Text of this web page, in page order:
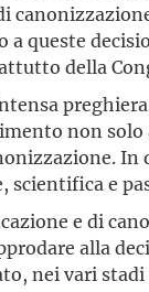
a queste
della
non solo
scientifica e
e di
alla
nei vari